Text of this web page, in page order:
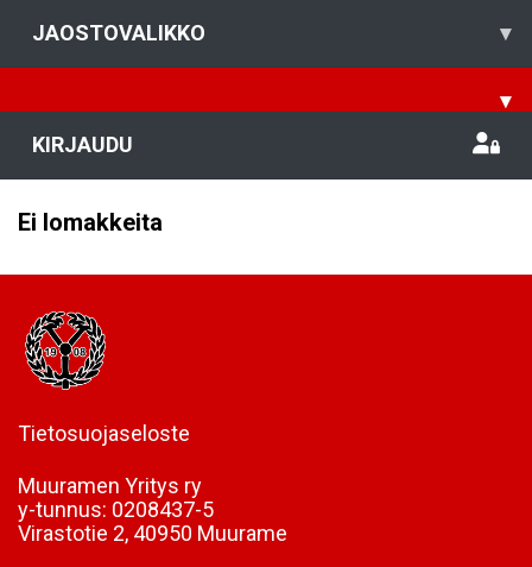
JAOSTOVALIKKO ▾
▾
KIRJAUDU
Ei lomakkeita
Tietosuojaseloste
Muuramen Yritys ry
y-tunnus: 0208437-5
Virastotie 2, 40950 Muurame